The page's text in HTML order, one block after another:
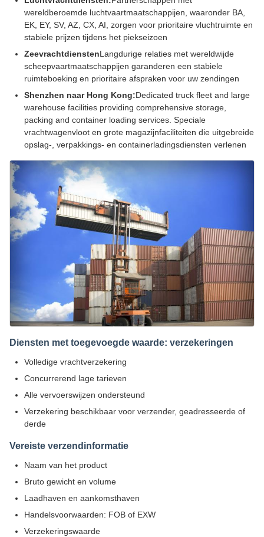
wereldberoemde luchtvaartmaatschappijen, waaronder BA,
EK, EY, SV, AZ, CX, AI, zorgen voor prioritaire vluchtruimte en
stabiele prijzen tijdens het piekseizoen
ZeevrachtdienstenLangdurige relaties met wereldwijde
scheepvaartmaatschappijen garanderen een stabiele
ruimteboeking en prioritaire afspraken voor uw zendingen
Shenzhen naar Hong Kong:Dedicated truck fleet and large
warehouse facilities providing comprehensive storage,
packing and container loading services. Speciale
vrachtwagenvloot en grote magazijnfaciliteiten die uitgebreide
opslag-, verpakkings- en containerladingsdiensten verlenen
Diensten met toegevoegde waarde: verzekeringen
Volledige vrachtverzekering
Concurrerend lage tarieven
Alle vervoerswijzen ondersteund
Verzekering beschikbaar voor verzender, geadresseerde of
derde
Vereiste verzendinformatie
Naam van het product
Bruto gewicht en volume
Laadhaven en aankomsthaven
Handelsvoorwaarden: FOB of EXW
Verzekeringswaarde